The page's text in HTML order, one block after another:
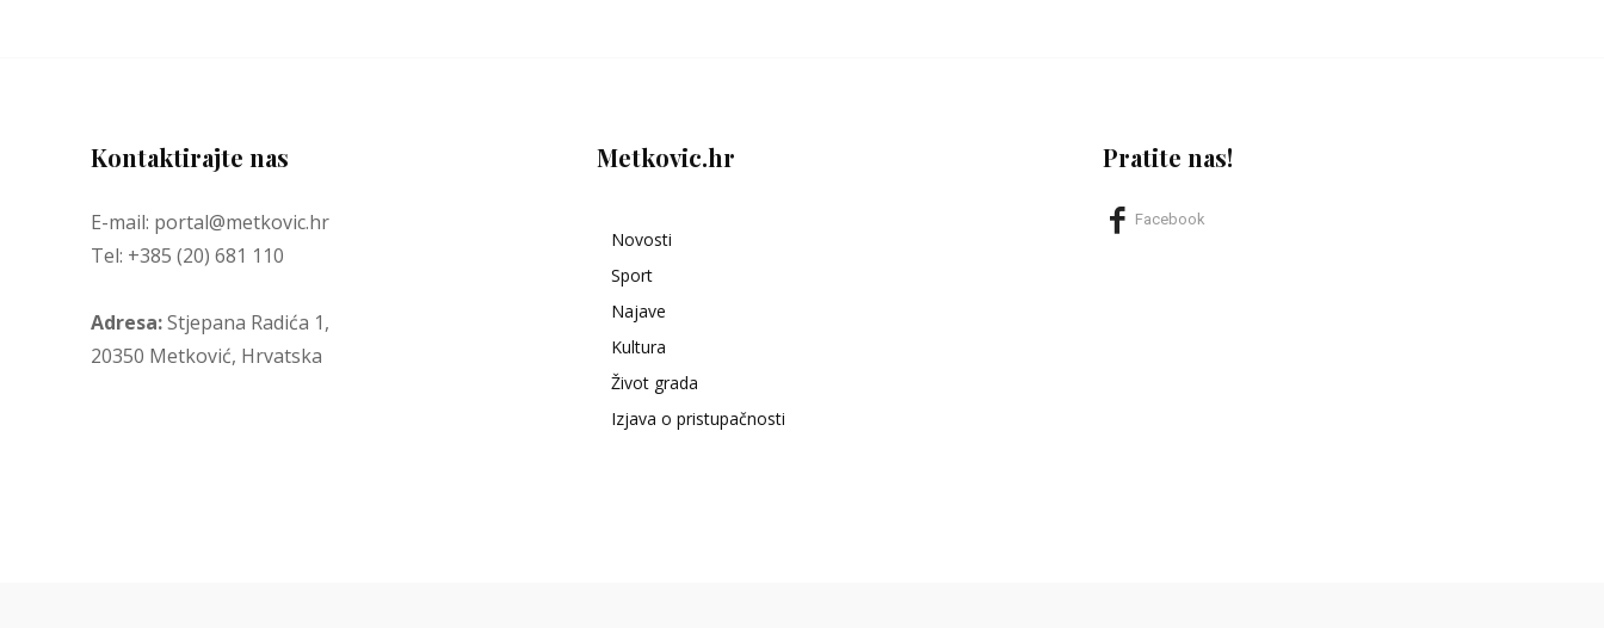
Kontaktirajte nas
E-mail: portal@metkovic.hr
Tel: +385 (20) 681 110
Adresa:Stjepana Radića 1,
20350 Metković, Hrvatska
Metkovic.hr
Novosti
Sport
Najave
Kultura
Život grada
Izjava o pristupačnosti
Pratite nas!
Facebook